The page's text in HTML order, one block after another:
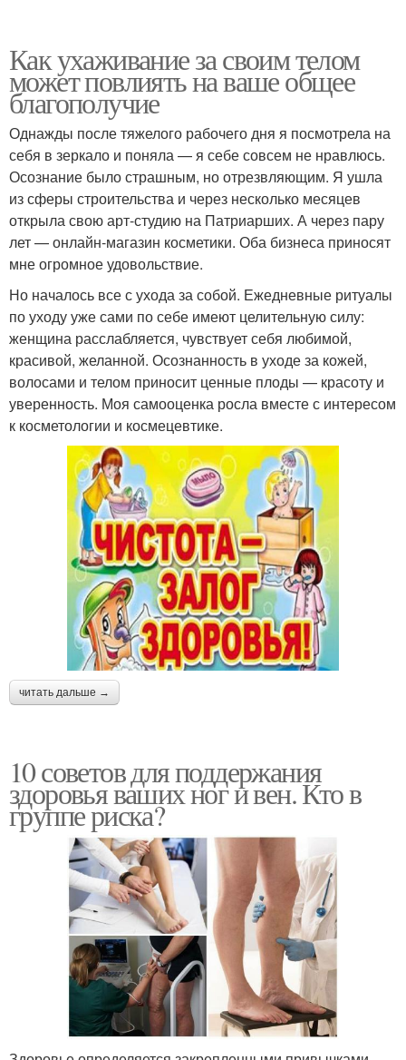
Как ухаживание за своим телом
может повлиять на ваше общее
благополучие
Однажды после тяжелого рабочего дня я посмотрела на
себя в зеркало и поняла — я себе совсем не нравлюсь.
Осознание было страшным, но отрезвляющим. Я ушла
из сферы строительства и через несколько месяцев
открыла свою арт-студию на Патриарших. А через пару
лет — онлайн-магазин косметики. Оба бизнеса приносят
мне огромное удовольствие.
Но началось все с ухода за собой. Ежедневные ритуалы
по уходу уже сами по себе имеют целительную силу:
женщина расслабляется, чувствует себя любимой,
красивой, желанной. Осознанность в уходе за кожей,
волосами и телом приносит ценные плоды — красоту и
уверенность. Моя самооценка росла вместе с интересом
к косметологии и космецевтике.
читать дальше →
10 советов для поддержания
здоровья ваших ног и вен. Кто в
группе риска?